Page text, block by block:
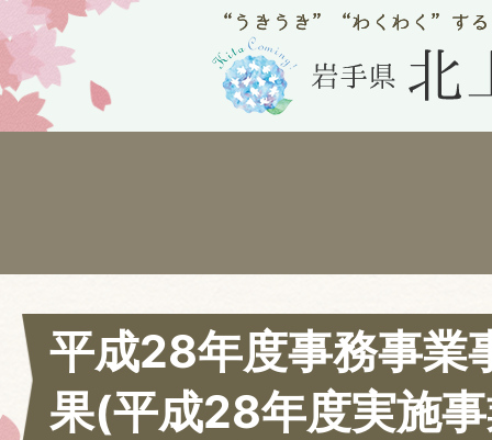
平成28年度事務事業
果(平成28年度実施